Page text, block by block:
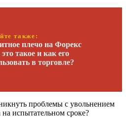
также:
плечо на Форекс
это такое и как его
в торговле?
проблемы с увольнением
испытательном сроке?